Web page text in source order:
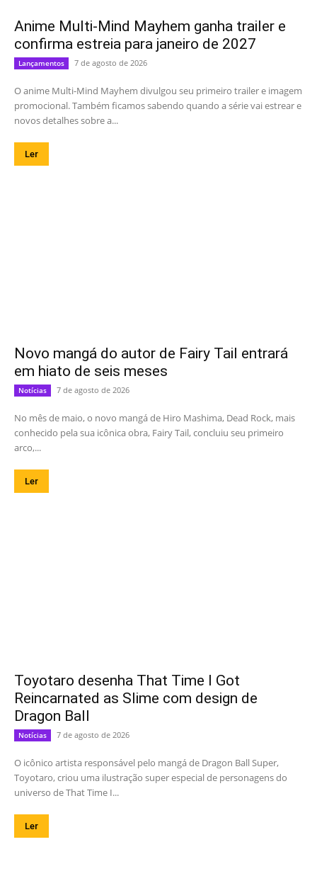
Anime Multi-Mind Mayhem ganha trailer e
confirma estreia para janeiro de 2027
Lançamentos 7 de agosto de 2026
O anime Multi-Mind Mayhem divulgou seu primeiro trailer e imagem
promocional. Também ficamos sabendo quando a série vai estrear e
novos detalhes sobre a...
Ler
Novo mangá do autor de Fairy Tail entrará
em hiato de seis meses
Notícias 7 de agosto de 2026
No mês de maio, o novo mangá de Hiro Mashima, Dead Rock, mais
conhecido pela sua icônica obra, Fairy Tail, concluiu seu primeiro
arco,...
Ler
Toyotaro desenha That Time I Got
Reincarnated as Slime com design de
Dragon Ball
Notícias 7 de agosto de 2026
O icônico artista responsável pelo mangá de Dragon Ball Super,
Toyotaro, criou uma ilustração super especial de personagens do
universo de That Time I...
Ler